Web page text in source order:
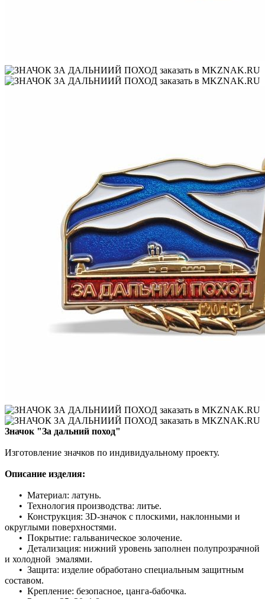
Значок "За дальний поход"
Изготовление значков по индивидуальному проекту.
Описание изделия:
• Материал: латунь.
• Технология производства: литье.
• Конструкция: 3D-значок с плоскими, наклонными и
округлыми поверхностями.
• Покрытие: гальваническое золочение.
• Детализация: нижний уровень заполнен полупрозрачной
и холодной эмалями.
• Защита: изделие обработано специальным защитным
составом.
• Крепление: безопасное, цанга-бабочка.